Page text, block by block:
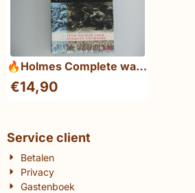
🔥Holmes Complete war
walks 12 Battlefields in
Britain, France and
€14,90
Service client
Betalen
Privacy
Gastenboek